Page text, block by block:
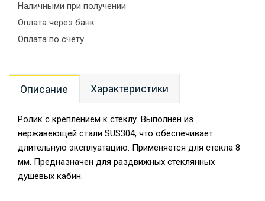
Наличными при получении
Оплата через банк
Оплата по счету
Описание Характеристики
Ролик с креплением к стеклу. Выполнен из
нержавеющей стали SUS304, что обеспечивает
длительную эксплуатацию. Применяется для стекла 8
мм. Предназначен для раздвижных стеклянных
душевых кабин.